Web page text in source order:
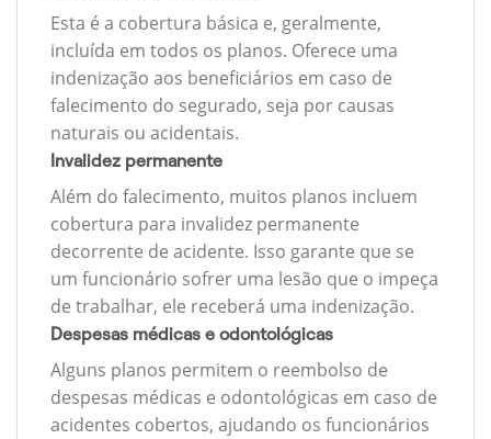
Esta é a cobertura básica e, geralmente,
incluída em todos os planos. Oferece uma
indenização aos beneficiários em caso de
falecimento do segurado, seja por causas
naturais ou acidentais.
Invalidez permanente
Além do falecimento, muitos planos incluem
cobertura para invalidez permanente
decorrente de acidente. Isso garante que se
um funcionário sofrer uma lesão que o impeça
de trabalhar, ele receberá uma indenização.
Despesas médicas e odontológicas
Alguns planos permitem o reembolso de
despesas médicas e odontológicas em caso de
acidentes cobertos, ajudando os funcionários